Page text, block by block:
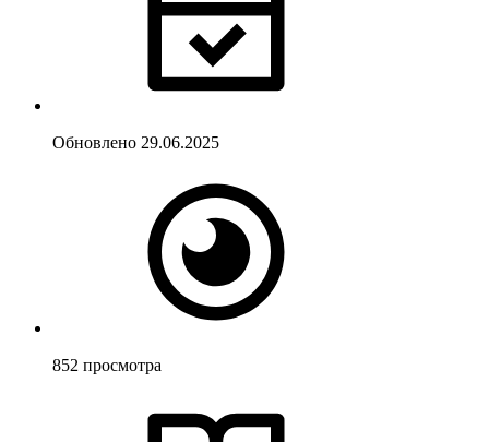
Обновлено 29.06.2025
852 просмотра